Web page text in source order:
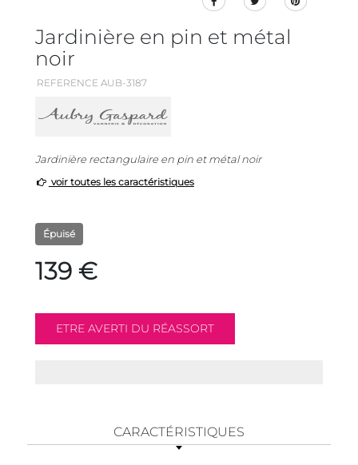
Jardinière en pin et métal
noir
REFERENCE AUB-3187
Jardinière rectangulaire en pin et métal noir
voir toutes les caractéristiques
Épuisé
139 €
CARACTÉRISTIQUES